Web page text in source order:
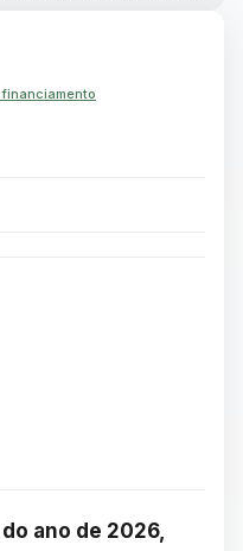
financiamento
ano de 2026,